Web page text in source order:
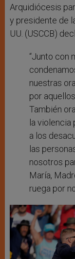
Arquidiócesis
y presidente de
UU. (USCCB)
“Junto con
nuestras
por
También
la violencia
a los
las
nosotros
María,
ruega por